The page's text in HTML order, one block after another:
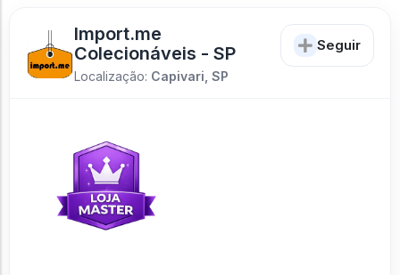
Import.me
Colecionáveis - SP
Localização: Capivari, SP
Seguir